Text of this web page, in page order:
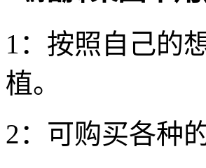
1：按照自己的
植。
2：可购买各种